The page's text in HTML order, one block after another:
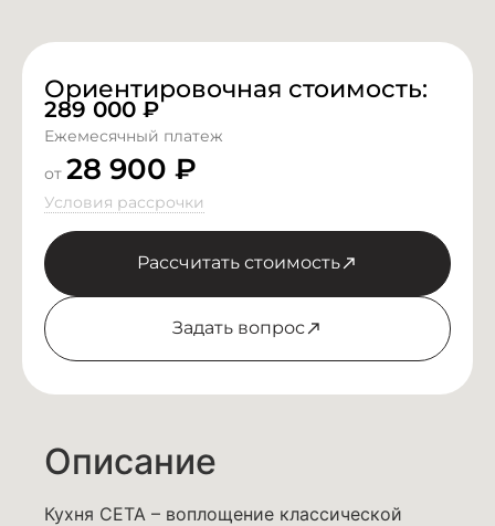
Ориентировочная стоимость:
289 000 ₽
Ежемесячный платеж
от 28 900 ₽
Условия рассрочки
Рассчитать стоимость
Задать вопрос
Описание
Кухня СЕТА – воплощение классической